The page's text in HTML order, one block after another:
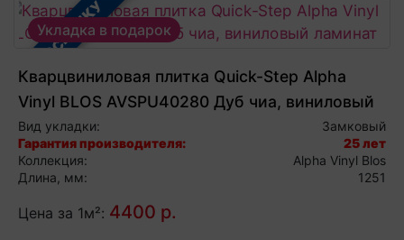
В РАССРОЧКУ
Укладка в подарок
Кварцвиниловая плитка Quick-Step Alpha
Vinyl BLOS AVSPU40280 Дуб чиа, виниловый
ламинат
Вид укладки:
Замковый
Гарантия производителя:
25 лет
Коллекция:
Alpha Vinyl Blos
Длина, мм:
1251
Цена за 1м²: 4400 р.